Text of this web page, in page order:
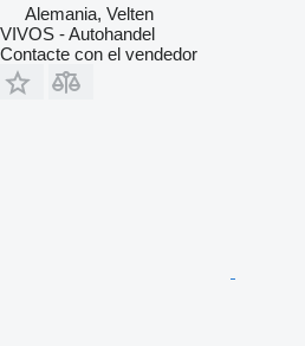
Alemania, Velten
VIVOS - Autohandel
Contacte con el vendedor